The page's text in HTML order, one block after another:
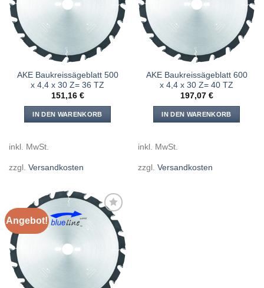
hinzufügen
AKE Baukreissägeblatt 500
x 4,4 x 30 Z= 36 TZ
151,16 €
IN DEN WARENKORB
inkl. MwSt.
zzgl. Versandkosten
hinzufügen
AKE Baukreissägeblatt 600
x 4,4 x 30 Z= 40 TZ
197,07 €
IN DEN WARENKORB
inkl. MwSt.
zzgl. Versandkosten
Angebot!
hinzufügen